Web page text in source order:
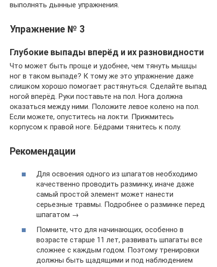
выполнять дынные упражнения.
Упражнение № 3
Глубокие выпады вперёд и их разновидности
Что может быть проще и удобнее, чем тянуть мышцы
ног в таком выпаде? К тому же это упражнение даже
слишком хорошо помогает растянуться. Сделайте выпад
ногой вперёд. Руки поставьте на пол. Нога должна
оказаться между ними. Положите левое колено на пол.
Если можете, опуститесь на локти. Прижмитесь
корпусом к правой ноге. Бёдрами тянитесь к полу.
Рекомендации
Для освоения одного из шпагатов необходимо
качественно проводить разминку, иначе даже
самый простой элемент может нанести
серьезные травмы. Подробнее о разминке перед
шпагатом →
Помните, что для начинающих, особенно в
возрасте старше 11 лет, развивать шпагаты все
сложнее с каждым годом. Поэтому тренировки
должны быть щадящими и под наблюдением